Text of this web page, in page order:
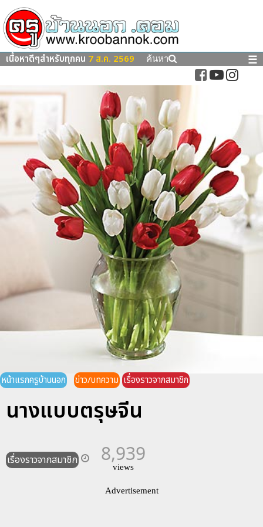
เนื้อหาดีๆสำหรับทุกคน 7 ส.ค. 2569 ค้นหา ☰
หน้าแรกครูบ้านนอก ข่าว/บทความ เรื่องราวจากสมาชิก
นางแบบตรุษจีน
เรื่องราวจากสมาชิก 8,939
views
Advertisement